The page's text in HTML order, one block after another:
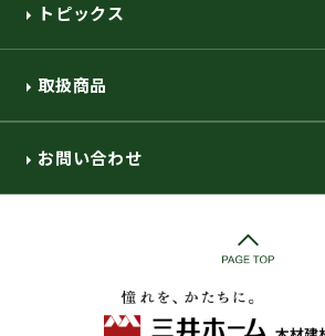
トピックス
取扱商品
お問い合わせ